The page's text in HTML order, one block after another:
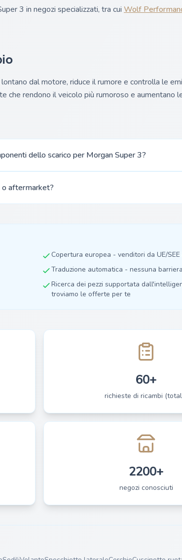
3 in negozi specializzati, tra cui Wolf
dal motore, riduce il rumore e controlla le
che rendono il veicolo più rumoroso e aumentano
dello scarico per Morgan Super 3?
o aftermarket?
Copertura europea - venditori da UE/SEE
Traduzione automatica - nessuna
Ricerca dei pezzi supportata
troviamo le offerte per te
60+
richieste di ricambi
2200+
negozi conosciuti